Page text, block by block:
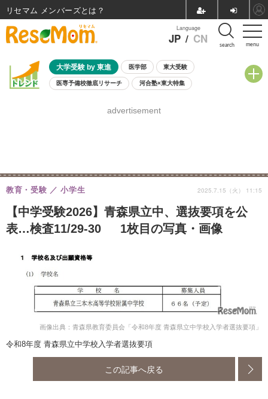
menu
Language
JP / CN search
大学受験 by 東進 医学部 東大受験
医専予備校徹底リサーチ 河合塾×東大特集
8月開催学校説明会・相談会
advertisement
【中学受験2026】青森県立中、選抜要項を公
表…検査11/29-30 1枚目の写真・画像
教育・受験 小学生 2025.7.15（火） 11:15
画像出典：青森県教育委員会「令和8年度 青森県立中学校入学者選抜要項」
令和8年度 青森県立中学校入学者選抜要項
この記事へ戻る
リセマム メンバーズ